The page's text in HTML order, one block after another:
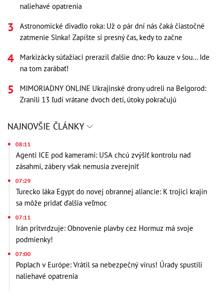
naliehavé opatrenia
Astronomické divadlo roka: Už o pár dní nás čaká čiastočné
zatmenie Slnka! Zapíšte si presný čas, kedy to začne
Markizácky súťažiaci prerazil ďalšie dno: Po kauze v šou... Ide
na tom zarábať!
MIMORIADNY ONLINE Ukrajinské drony udreli na Belgorod:
Zranili 13 ľudí vrátane dvoch detí, útoky pokračujú
NAJNOVŠIE ČLÁNKY
08:11
Agenti ICE pod kamerami: USA chcú zvýšiť kontrolu nad
zásahmi, zábery však nemusia zverejniť
07:29
Turecko láka Egypt do novej obrannej aliancie: K trojici krajín
sa môže pridať ďalšia veľmoc
07:11
Irán pritvrdzuje: Obnovenie plavby cez Hormuz má svoje
podmienky!
07:00
Poplach v Európe: Vrátil sa nebezpečný vírus! Úrady spustili
naliehavé opatrenia